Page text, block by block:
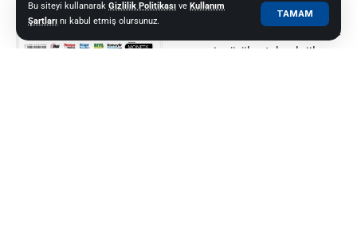
Bu siteyi kullanarak Gizlilik Politikası ve Kullanım
Şartları nı kabul etmiş olursunuz.
TAMAM
yeniliklerin güvenilir adresi.
Sektör profesyonellerine
içgörüler, teknolojiler ve